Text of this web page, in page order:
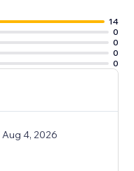
14
0
0
0
0
Aug 4, 2026